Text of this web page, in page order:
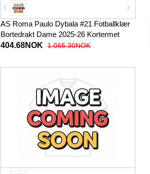
AS Roma Paulo Dybala #21 Fotballklær
Bortedrakt Dame 2025-26 Kortermet
404.68NOK
1.065.30NOK